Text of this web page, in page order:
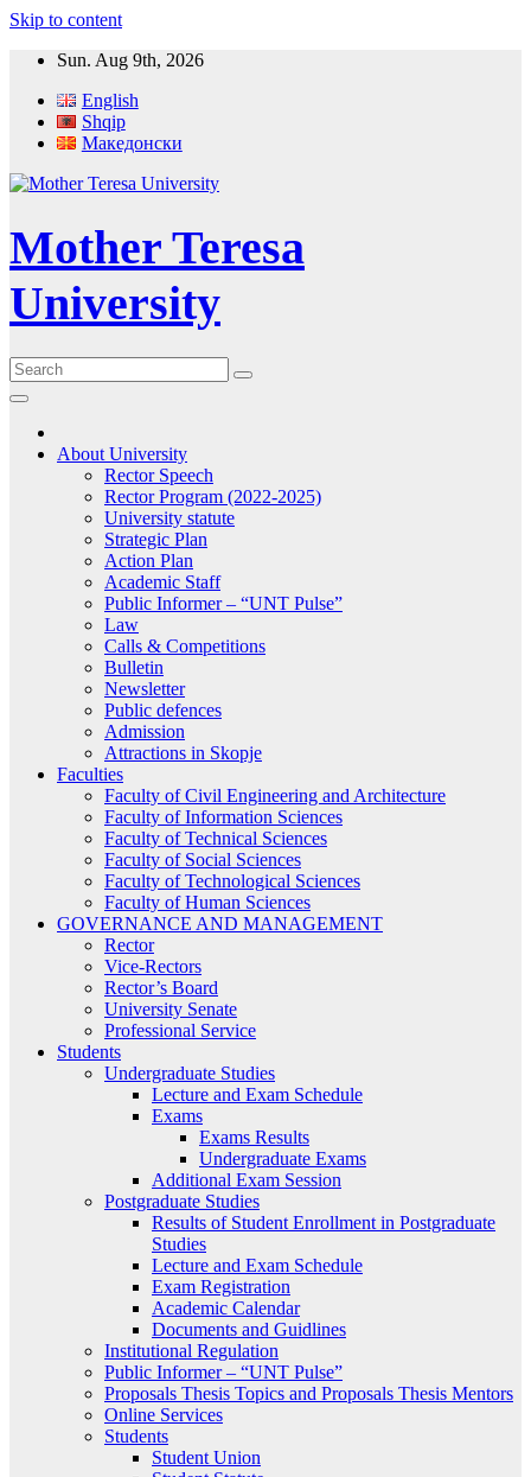
Skip to content
Sun. Aug 9th, 2026
English
Shqip
Македонски
Mother Teresa
University
About University
Rector Speech
Rector Program (2022-2025)
University statute
Strategic Plan
Action Plan
Academic Staff
Public Informer – “UNT Pulse”
Law
Calls & Competitions
Bulletin
Newsletter
Public defences
Admission
Attractions in Skopje
Faculties
Faculty of Civil Engineering and Architecture
Faculty of Information Sciences
Faculty of Technical Sciences
Faculty of Social Sciences
Faculty of Technological Sciences
Faculty of Human Sciences
GOVERNANCE AND MANAGEMENT
Rector
Vice-Rectors
Rector’s Board
University Senate
Professional Service
Students
Undergraduate Studies
Lecture and Exam Schedule
Exams
Exams Results
Undergraduate Exams
Additional Exam Session
Postgraduate Studies
Results of Student Enrollment in Postgraduate
Studies
Lecture and Exam Schedule
Exam Registration
Academic Calendar
Documents and Guidlines
Institutional Regulation
Public Informer – “UNT Pulse”
Proposals Thesis Topics and Proposals Thesis Mentors
Online Services
Students
Student Union